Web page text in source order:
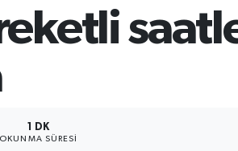
1 DK
OKUNMA SÜRESI